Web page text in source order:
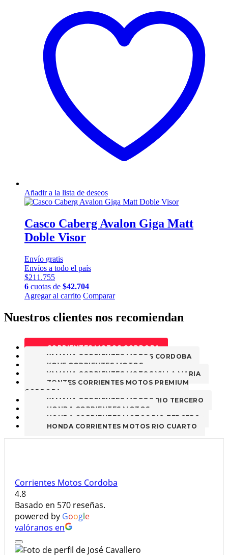
variantes.
Las
Añadir a la lista de deseos
Casco Caberg Avalon Giga Matt
Doble Visor
Envío gratis
Envíos a todo el país
$211.755
6 cuotas de $42.704
Agregar al carrito Este
múltiples
en
la
página
de
producto
Comparar
Nuestros clientes nos recomiendan
CORRIENTES MOTOS CORDOBA
YAMAHA CORRIENTES MOTOS CORDOBA
KOVE CORRIENTES MOTOS
YAMAHA CORRIENTES MOTOS VILLA MARIA
ZONTES CORRIENTES MOTOS PREMIUM
CORDOBA
YAMAHA CORRIENTES MOTOS RIO TERCERO
HONDA CORRIENTES MOTOS
HONDA CORRIENTES MOTOS RIO TERCERO
HONDA CORRIENTES MOTOS RIO CUARTO
Corrientes Motos Cordoba
4.8
Basado en 570 reseñas.
powered by Google
valóranos en